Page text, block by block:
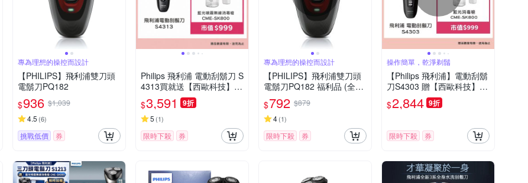
專為理想的操控而設計
【PHILIPS】飛利浦雙刀頭
電鬍刀PQ182
$936 $1,039
4.5 (6)
挑戰低價 券
Philips 飛利浦 電動刮鬍刀 S
4313買就送【西歐科技】藍
光噴霧無線消毒槍CME-SK8
00
$3,591 9折
5 (1)
限時下殺 券
專為理想的操控而設計
【PHILIPS】飛利浦雙刀頭
電鬍刀PQ182 福利品 (全新
品外盒凹損)
$792 $879
4(1)
限時下殺 券
操作簡單，乾淨剃鬚
【Philips 飛利浦】電動刮鬍
刀S4303 贈【西歐科技】藍
光噴霧無線消毒槍CME-SK8
00
$2,844 9折
限時下殺 券